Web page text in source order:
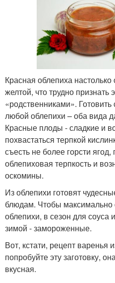
Красная облепиха настолько
желтой, что трудно признать
«родственниками».
любой облепихи – оба вида
Красные плоды - сладкие и
похвастаться терпкой
съесть не более горсти
облепиховая терпкость и
оскомины.
Из облепихи готовят
блюдам. Чтобы максимально
облепихи, в сезон для соуса
зимой - замороженные.
Вот, кстати, рецепт варенья
попробуйте эту заготовку,
вкусная.